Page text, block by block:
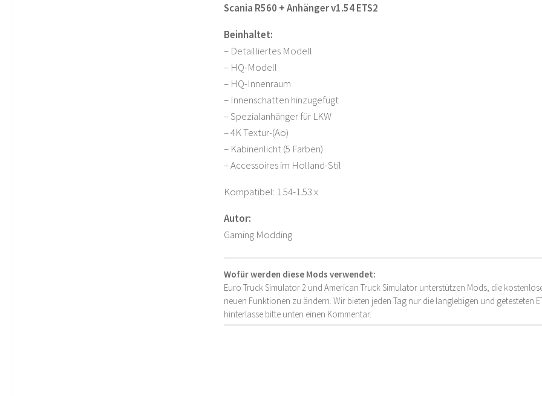
Scania R560 + Anhänger v1.54 ETS2
Beinhaltet:
– Detailliertes Modell
– HQ-Modell
– HQ-Innenraum
– Innenschatten hinzugefügt
– Spezialanhänger für LKW
– 4K Textur-(Ao)
– Kabinenlicht (5 Farben)
– Accessoires im Holland-Stil
Kompatibel: 1.54-1.53.x
Autor:
Gaming Modding
Wofür werden diese Mods verwendet:
Euro Truck Simulator 2 und American Truck Simulator unterstützen Mods, die
neuen Funktionen zu ändern. Wir bieten jeden Tag nur die langlebigen und getesteten
hinterlasse bitte unten einen Kommentar.